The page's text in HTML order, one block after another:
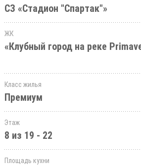
СЗ «Стадион "Спартак"»
ЖК
«Клубный город на реке
Класс жилья
Премиум
Этаж
8 из 19 - 22
Площадь кухни